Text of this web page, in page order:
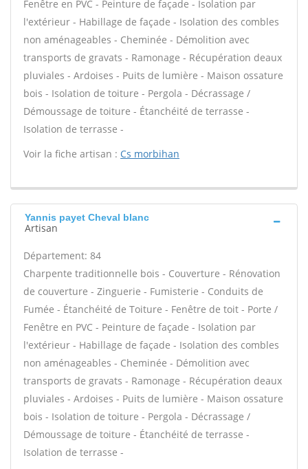
Fenêtre en PVC - Peinture de façade - Isolation par
l'extérieur - Habillage de façade - Isolation des combles
non aménageables - Cheminée - Démolition avec
transports de gravats - Ramonage - Récupération deaux
pluviales - Ardoises - Puits de lumière - Maison ossature
bois - Isolation de toiture - Pergola - Décrassage /
Démoussage de toiture - Étanchéité de terrasse -
Isolation de terrasse -
Voir la fiche artisan : Cs morbihan
Yannis payet Cheval blanc
Artisan
Département: 84
Charpente traditionnelle bois - Couverture - Rénovation
de couverture - Zinguerie - Fumisterie - Conduits de
Fumée - Étanchéité de Toiture - Fenêtre de toit - Porte /
Fenêtre en PVC - Peinture de façade - Isolation par
l'extérieur - Habillage de façade - Isolation des combles
non aménageables - Cheminée - Démolition avec
transports de gravats - Ramonage - Récupération deaux
pluviales - Ardoises - Puits de lumière - Maison ossature
bois - Isolation de toiture - Pergola - Décrassage /
Démoussage de toiture - Étanchéité de terrasse -
Isolation de terrasse -